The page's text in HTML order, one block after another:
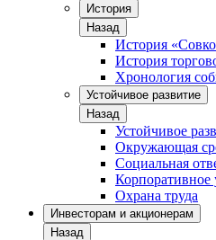
История
Назад
История
История
Хронология
Устойчивое развитие
Назад
Устойчивое
Окружающая
Социальная
Корпоративное
Охрана труда
Инвесторам и акционерам
Назад